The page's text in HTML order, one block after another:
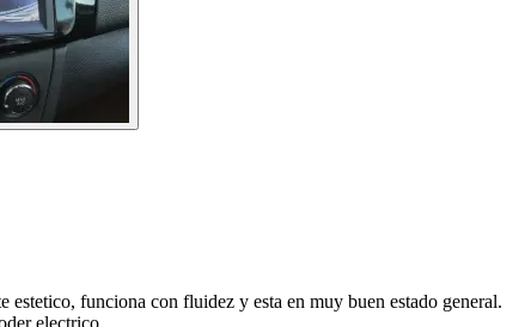
funciona con fluidez y esta en muy buen estado general.